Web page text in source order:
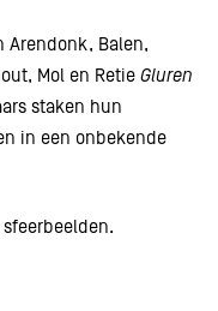
Arendonk, Balen,
Mol en Retie Gluren
staken hun
in een onbekende